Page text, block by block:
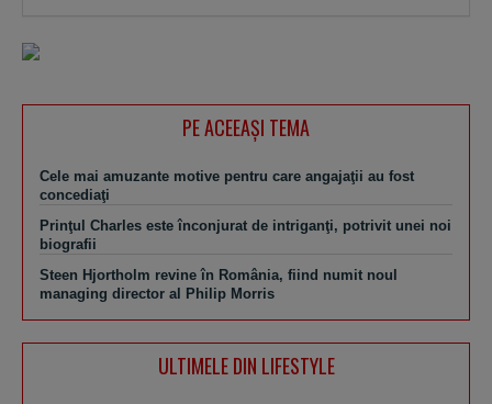
PE ACEEAŞI TEMA
Cele mai amuzante motive pentru care angajaţii au fost
concediaţi
Prinţul Charles este înconjurat de intriganţi, potrivit unei noi
biografii
Steen Hjortholm revine în România, fiind numit noul
managing director al Philip Morris
ULTIMELE DIN LIFESTYLE